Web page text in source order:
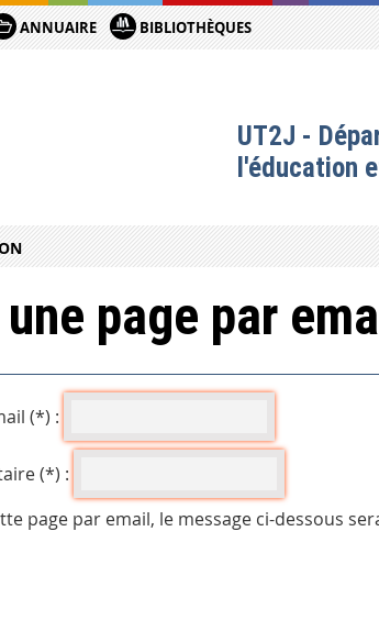
ANNUAIRE BIBLIOTHÈQUES
UT2J -
l'éducation
page par
(*) :
(*) :
page par email, le message ci-dessous